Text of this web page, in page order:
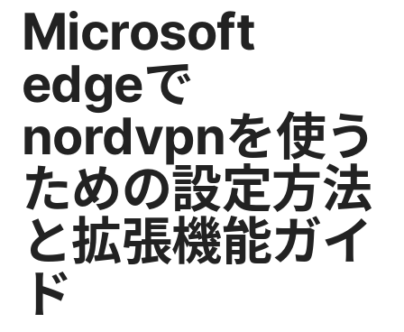
Microsoft
edgeで
nordvpnを使う
ための設定方法
と拡張機能ガイ
ド